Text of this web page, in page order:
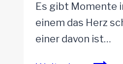
Es gibt Momente
einem das Herz
einer davon ist…